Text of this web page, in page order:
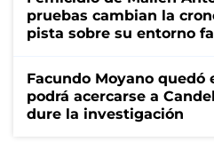
pruebas cambian la
pista sobre su entorno
Facundo Moyano
podrá acercarse a
dure la investigación